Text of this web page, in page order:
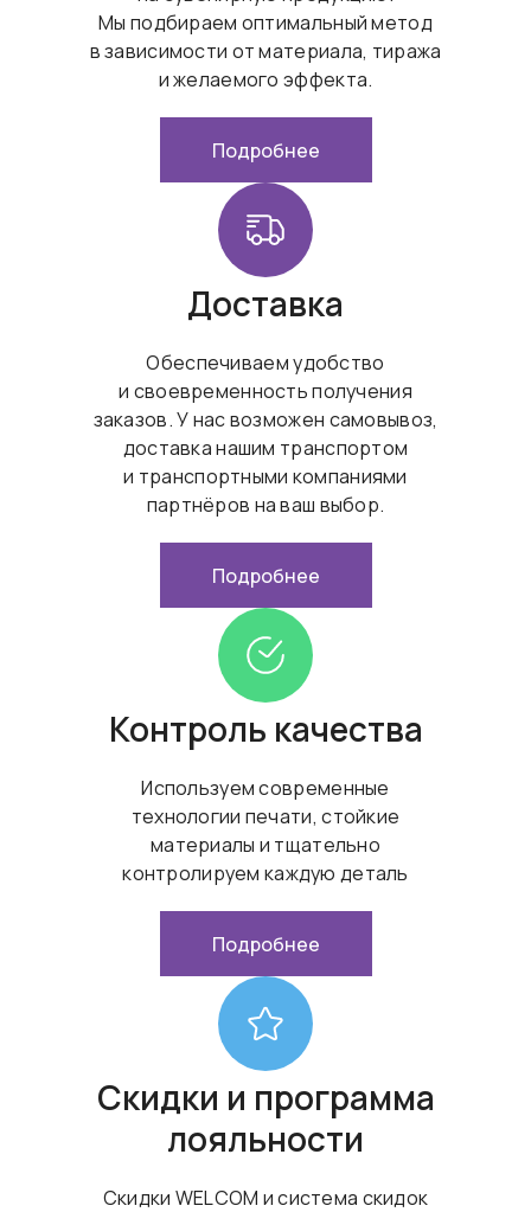
Мы подбираем оптимальный метод
в зависимости от материала, тиража
и желаемого эффекта.
Подробнее
Доставка
Обеспечиваем удобство
и своевременность получения
заказов. У нас возможен самовывоз,
доставка нашим транспортом
и транспортными компаниями
партнёров на ваш выбор.
Подробнее
Контроль качества
Используем современные
технологии печати, стойкие
материалы и тщательно
контролируем каждую деталь
Подробнее
Скидки и программа
лояльности
Скидки WELCOM и система скидок